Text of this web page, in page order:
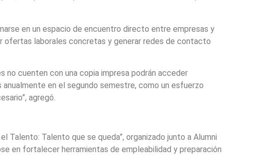
en un espacio de encuentro directo entre empresas y
ofertas laborales concretas y generar redes de contacto
no cuenten con una copia impresa podrán acceder
en el segundo semestre, como un esfuerzo
agregó.
Talento: Talento que se queda”, organizado junto a Alumni
en fortalecer herramientas de empleabilidad y preparación